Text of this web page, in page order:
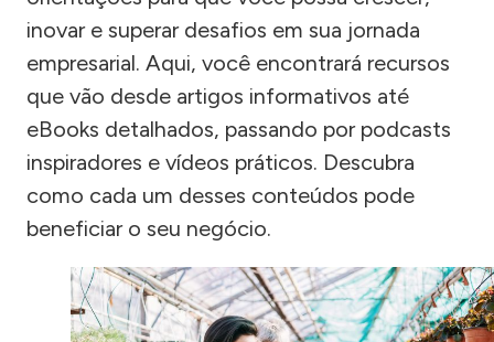
inovar e superar desafios em sua jornada
empresarial. Aqui, você encontrará recursos
que vão desde artigos informativos até
eBooks detalhados, passando por podcasts
inspiradores e vídeos práticos. Descubra
como cada um desses conteúdos pode
beneficiar o seu negócio.